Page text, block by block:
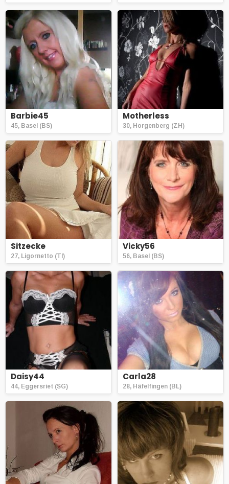
Barbie45
45, Basel (BS)
Motherless
30, Horgenberg (ZH)
Sitzecke
27, Ligornetto (TI)
Vicky56
56, Basel (BS)
Daisy44
44, Eggersriet (SG)
Carla28
28, Häfelfingen (BL)